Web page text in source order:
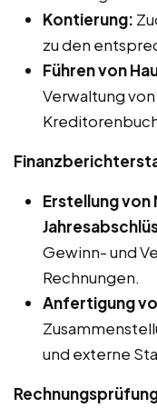
Kontierung:
zu den
Führen von
Verwaltung
Erstellung
Gewinn- und
Rechnungen.
Anfertigung
und externe